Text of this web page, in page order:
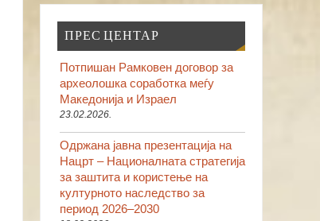
ПРЕС ЦЕНТАР
Потпишан Рамковен договор за
археолошка соработка меѓу
Македонија и Израел
23.02.2026.
Одржана јавна презентација на
Нацрт – Националната стратегија
за заштита и користење на
културното наследство за
период 2026–2030